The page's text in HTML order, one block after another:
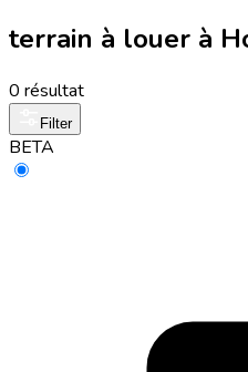
terrain à louer à
0 résultat
Filter
BETA